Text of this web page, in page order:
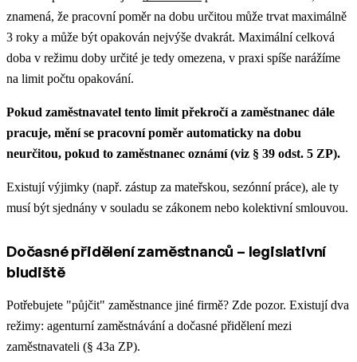
znamená, že pracovní poměr na dobu určitou může trvat maximálně
3 roky a může být opakován nejvýše dvakrát. Maximální celková
doba v režimu doby určité je tedy omezena, v praxi spíše narážíme
na limit počtu opakování.
Pokud zaměstnavatel tento limit překročí a zaměstnanec dále
pracuje, mění se pracovní poměr automaticky na dobu
neurčitou, pokud to zaměstnanec oznámí (viz § 39 odst. 5 ZP).
Existují výjimky (např. zástup za mateřskou, sezónní práce), ale ty
musí být sjednány v souladu se zákonem nebo kolektivní smlouvou.
Dočasné přidělení zaměstnanců – legislativní
bludiště
Potřebujete "půjčit" zaměstnance jiné firmě? Zde pozor. Existují dva
režimy: agenturní zaměstnávání a dočasné přidělení mezi
zaměstnavateli (§ 43a ZP).